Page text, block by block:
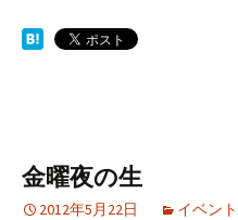
金曜夜の生
2012年5月22日 イベント